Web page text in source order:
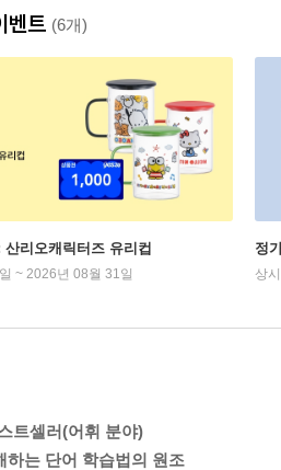
벤트 (6개)
리오캐릭터즈 유리컵
~ 2026년 08월 31일
정
상시
트셀러(어휘 분야)
하는 단어 학습법의 원조